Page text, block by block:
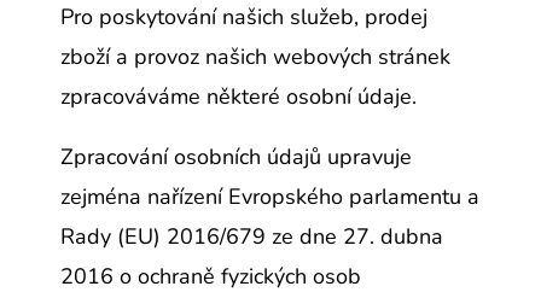
Pro poskytování našich služeb, prodej
zbožía provoz našich webových stránek
zpracováváme některé osobní údaje.
Zpracování osobních údajů upravuje
zejména nařízení Evropského parlamentu a
Rady (EU) 2016/679 ze dne 27. dubna
2016 o ochraně fyzických osob